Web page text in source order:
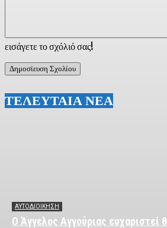
εισάγετε το σχόλιό σας!
ΤΕΛΕΥΤΑΙΑ ΝΕΑ
ΑΥΤΟΔΙΟΙΚΗΣΗ
Ο Άγγελος Αγγούριας ευχαριστεί